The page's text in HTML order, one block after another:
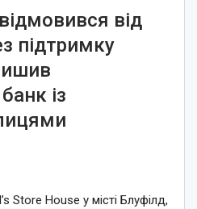
від
підтримку
із
Store House у місті Блуфілд,